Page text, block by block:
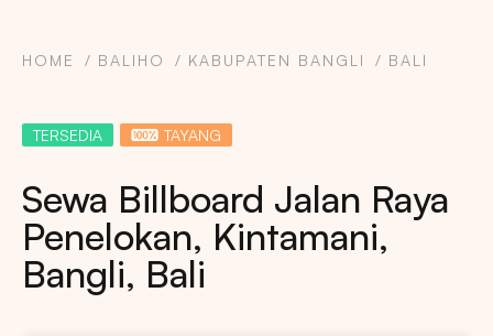
HOME BALIHO KABUPATEN BANGLI BALI
TERSEDIA TAYANG
Sewa Billboard Jalan Raya
Penelokan, Kintamani,
Bangli, Bali